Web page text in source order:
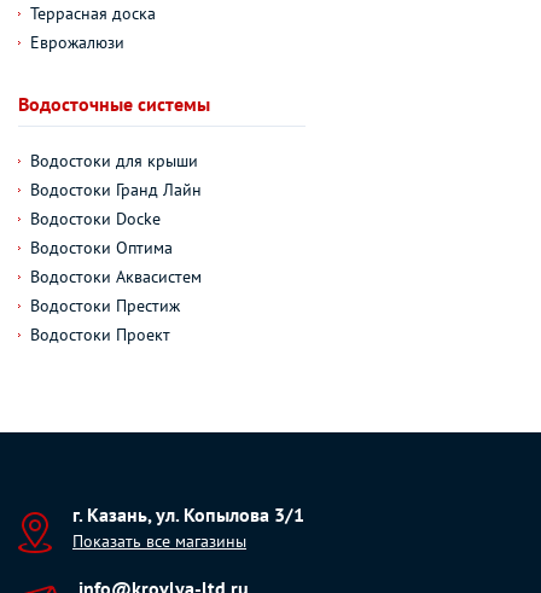
Террасная доска
Еврожалюзи
Водосточные системы
Водостоки для крыши
Водостоки Гранд Лайн
Водостоки Docke
Водостоки Оптима
Водостоки Аквасистем
Водостоки Престиж
Водостоки Проект
г. Казань, ул. Копылова 3/1
Показать все магазины
info@krovlya-ltd.ru